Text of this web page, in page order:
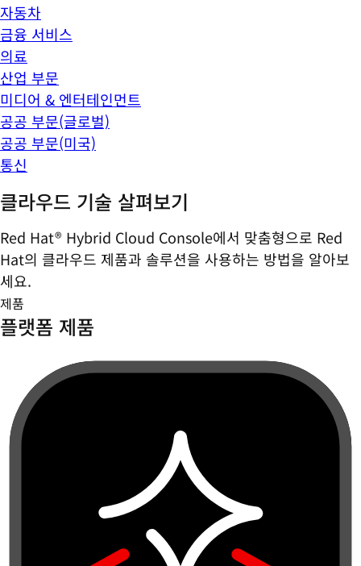
자동차
금융 서비스
의료
산업 부문
미디어 & 엔터테인먼트
공공 부문(글로벌)
공공 부문(미국)
통신
클라우드 기술 살펴보기
Red Hat® Hybrid Cloud Console에서 맞춤형으로 Red
Hat의 클라우드 제품과 솔루션을 사용하는 방법을 알아보
세요.
제품
플랫폼 제품